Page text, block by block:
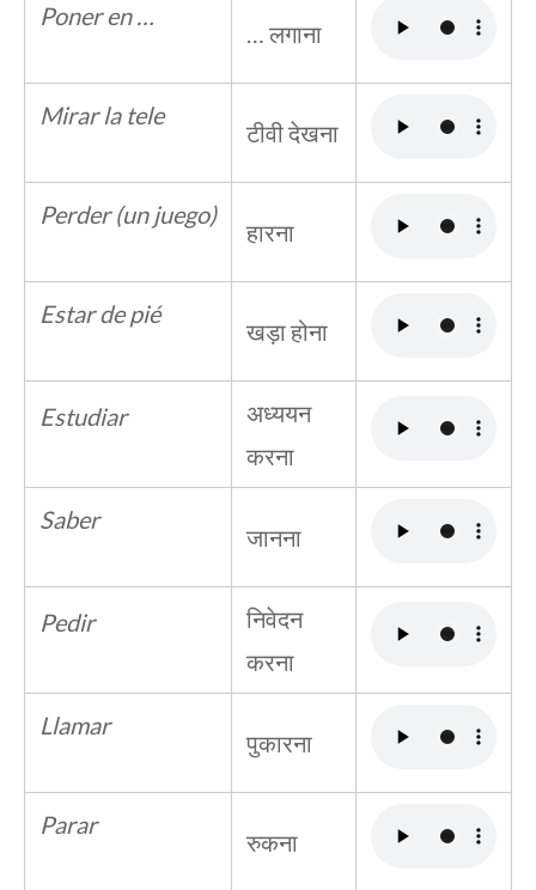
Poner en …
… लगाना
Mirar la tele
टीवी देखना
Perder (un juego)
हारना
Estar de pié
खड़ा होना
Estudiar
अध्ययन
करना
Saber
जानना
Pedir
निवेदन
करना
Llamar
पुकारना
Parar
रुकना